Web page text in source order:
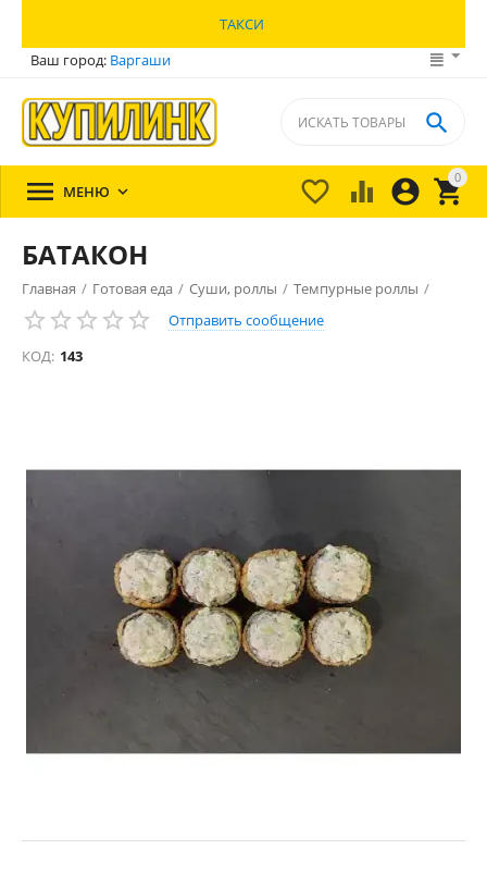
ТАКСИ
Ваш город: Варгаши
0


 

 МЕНЮ 
БАТАКОН
Главная / Готовая еда / Суши, роллы / Темпурные роллы /
Отправить сообщение
КОД: 143